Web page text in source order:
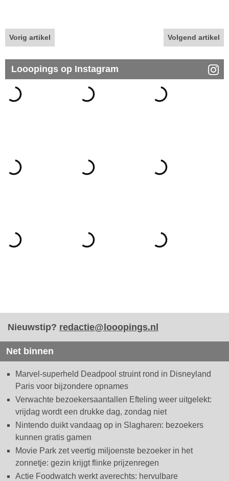
Vorig artikel Volgend artikel
Looopings op Instagram
Nieuwstip? redactie@looopings.nl
Net binnen
Marvel-superheld Deadpool struint rond in Disneyland
Paris voor bijzondere opnames
Verwachte bezoekersaantallen Efteling weer uitgelekt:
vrijdag wordt een drukke dag, zondag niet
Nintendo duikt vandaag op in Slagharen: bezoekers
kunnen gratis gamen
Movie Park zet veertig miljoenste bezoeker in het
zonnetje: gezin krijgt flinke prijzenregen
Actie Foodwatch werkt averechts: hervulbare